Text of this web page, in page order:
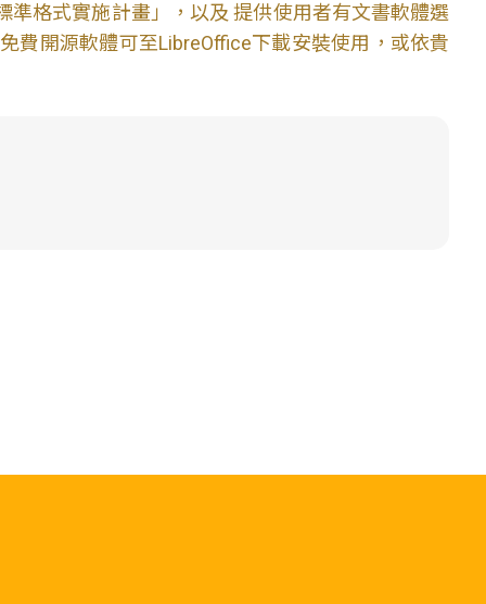
準格式實施計畫」，以及 提供使用者有文書軟體選
費開源軟體可至LibreOffice下載安裝使用，或依貴